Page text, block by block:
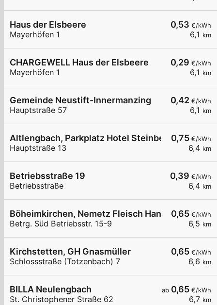
0,53 €/kWh
6,1 km
Haus der Elsbeere
Mayerhöfen 1
0,29 €/kWh
6,1 km
CHARGEWELL Haus der Elsbeere
Mayerhöfen 1
0,42 €/kWh
6,1 km
Gemeinde Neustift-Innermanzing
Hauptstraße 57
0,75 €/kWh
6,4 km
Altlengbach, Parkplatz Hotel Steinberger
Hauptstraße 13
0,39 €/kWh
6,4 km
Betriebsstraße 19
Betriebsstraße
0,65 €/kWh
6,5 km
Böheimkirchen, Nemetz Fleisch HandelsgesmbH
Betrg. Süd Betriebsstr. 15-9
0,65 €/kWh
6,6 km
Kirchstetten, GH Gnasmüller
Schlossstraße (Totzenbach) 7
ab 0,65 €/kWh
6,7 km
BILLA Neulengbach
St. Christophener Straße 62